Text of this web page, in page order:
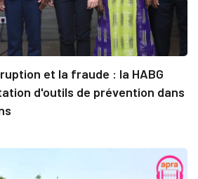
et la fraude : la HABG
d'outils de prévention dans